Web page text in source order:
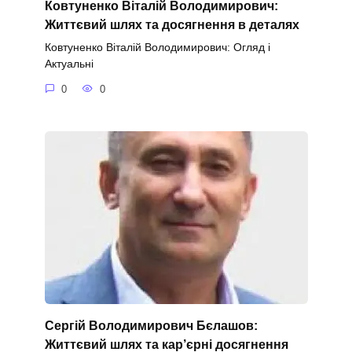
Ковтуненко Віталій Володимирович:
Життєвий шлях та досягнення в деталях
Ковтуненко Віталій Володимирович: Огляд і
Актуальні
0 0
Сергій Володимирович Бєлашов:
Життєвий шлях та кар’єрні досягнення